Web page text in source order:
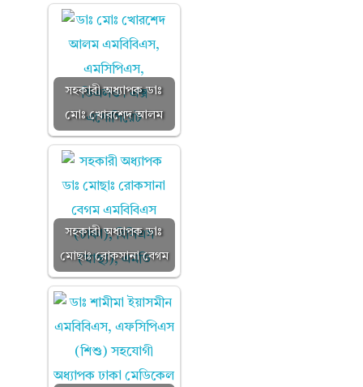
সহকারী অধ্যাপক ডাঃ
মোঃ খোরশেদ আলম
সহকারী অধ্যাপক ডাঃ
মোছাঃ রোকসানা বেগম